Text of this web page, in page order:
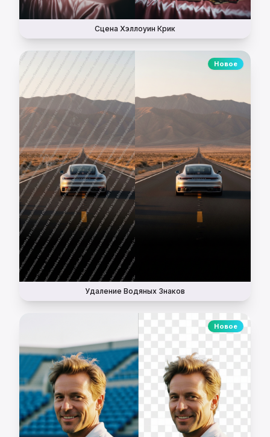
Сцена Хэллоуин Крик
Новое
Удаление Водяных Знаков
Новое